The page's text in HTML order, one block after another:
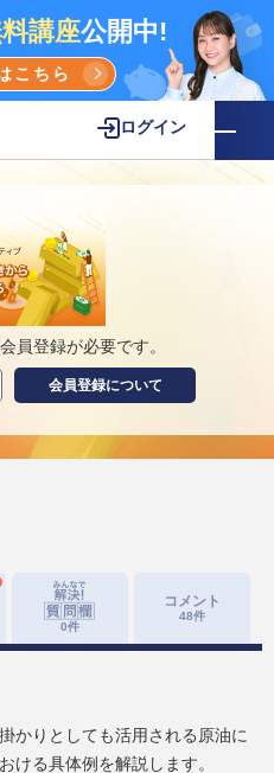
講座公開中!
こちら
ログイン
員登録が必要です。
会員登録について
0件
コメント
48件
かりとしても活用される原油に
ける具体例を解説します。